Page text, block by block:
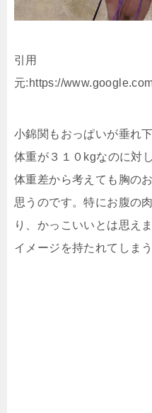
引用
元:https://
小錦関もおっぱいが垂れ
体重が３１０kgなのに対
体重差から考えても胸の
思うのです。特にお腹の
り、かっこいいとは思え
イメージを持たれてしま